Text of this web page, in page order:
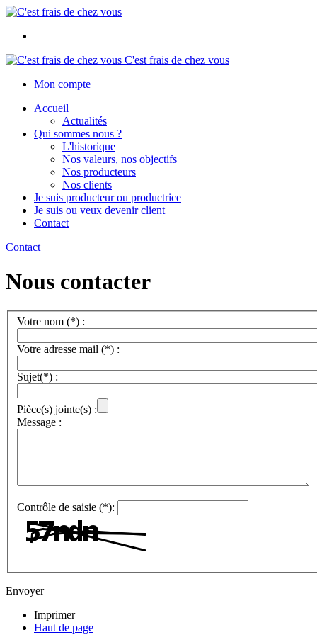
C'est frais de chez vous
Mon compte
Accueil
Actualités
Qui sommes nous ?
L'historique
Nos valeurs, nos objectifs
Nos producteurs
Nos clients
Je suis producteur ou productrice
Je suis ou veux devenir client
Contact
Contact
Nous contacter
Votre nom (*) :
Votre adresse mail (*) :
Sujet(*) :
Pièce(s) jointe(s) :
Message :
Contrôle de saisie (*):
Envoyer
Imprimer
Haut de page